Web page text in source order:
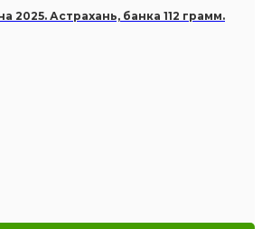
2025. Астрахань, банка 112 грамм.